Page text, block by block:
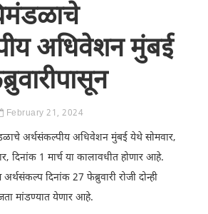
अधिवेशन मुंबई
February 21, 2024
अर्थसंकल्पीय अधिवेशन मुंबई येथे सोमवार,
दिनांक 1 मार्च या कालावधीत होणार आहे.
अर्थसंकल्प दिनांक 27 फेब्रुवारी रोजी दोन्ही
मांडण्यात येणार आहे.